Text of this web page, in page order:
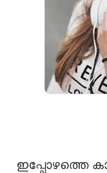
ഇപ്പോഴത്തെ